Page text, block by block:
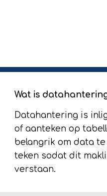
Wat is
Datahantering is
of aanteken op
belangrik om data
teken sodat dit
verstaan.